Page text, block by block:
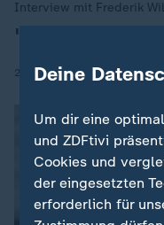
Interview mit Frederik
:"Es gibt viel
27.04.2019 | 06:00
Deine
Um dir eine
und ZDFtivi
Cookies und
der eingesetzten
erforderlich für